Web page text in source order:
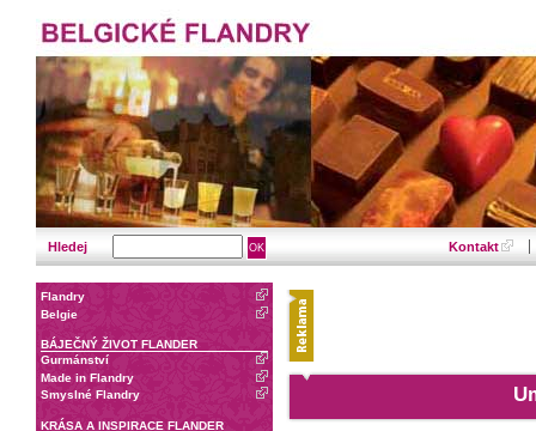
Hledej Kontakt
Flandry
Belgie
BÁJEČNÝ ŽIVOT FLANDER
Gurmánství
Made in Flandry
Smyslné Flandry
KRÁSA A INSPIRACE FLANDER